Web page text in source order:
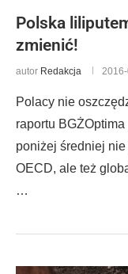
Polska
zmienić!
autor Redakcja
Polacy nie
raportu
poniżej średniej
OECD, ale też
…